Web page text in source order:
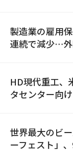
製造業の雇用
連続で減少…
HD現代重工、
タセンター向
世界最大のビ
ーフェスト」